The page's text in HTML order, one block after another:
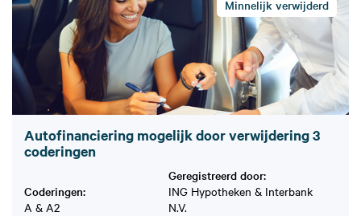
Minnelijk verwijderd
Autofinanciering mogelijk door verwijdering 3
coderingen
Coderingen:
A & A2
Geregistreerd door:
ING Hypotheken & Interbank
N.V.